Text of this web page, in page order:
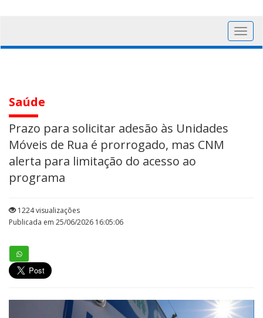
Saúde
Prazo para solicitar adesão às Unidades
Móveis de Rua é prorrogado, mas CNM
alerta para limitação do acesso ao
programa
1224 visualizações
Publicada em 25/06/2026 16:05:06